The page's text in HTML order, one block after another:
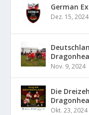
German
Dez. 15, 2024
Nov. 9, 2024
Die
Okt. 23, 2024